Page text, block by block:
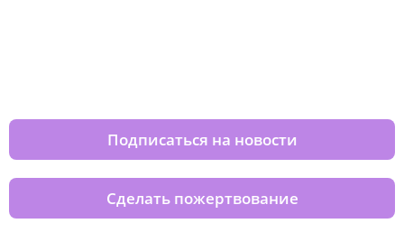
Подписаться на новости
Сделать пожертвование